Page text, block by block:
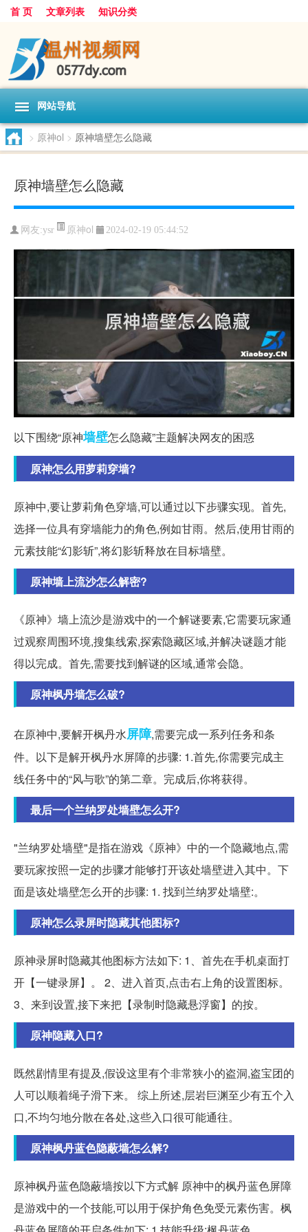
首 页 文章列表 知识分类
网站导航
> 原神ol > 原神墙壁怎么隐藏
原神墙壁怎么隐藏
网友:ysr 原神ol 2024-02-19 05:44:52
以下围绕“原神墙壁怎么隐藏”主题解决网友的困惑
原神怎么用萝莉穿墙?
原神中,要让萝莉角色穿墙,可以通过以下步骤实现。首先,
选择一位具有穿墙能力的角色,例如甘雨。然后,使用甘雨的
元素技能“幻影斩”,将幻影斩释放在目标墙壁。
原神墙上流沙怎么解密?
《原神》墙上流沙是游戏中的一个解谜要素,它需要玩家通
过观察周围环境,搜集线索,探索隐藏区域,并解决谜题才能
得以完成。首先,需要找到解谜的区域,通常会隐。
原神枫丹墙怎么破?
在原神中,要解开枫丹水屏障,需要完成一系列任务和条
件。以下是解开枫丹水屏障的步骤: 1.首先,你需要完成主
线任务中的“风与歌”的第二章。完成后,你将获得。
最后一个兰纳罗处墙壁怎么开?
"兰纳罗处墙壁"是指在游戏《原神》中的一个隐藏地点,需
要玩家按照一定的步骤才能够打开该处墙壁进入其中。下
面是该处墙壁怎么开的步骤: 1. 找到兰纳罗处墙壁:。
原神怎么录屏时隐藏其他图标?
原神录屏时隐藏其他图标方法如下: 1、首先在手机桌面打
开【一键录屏】。 2、进入首页,点击右上角的设置图标。
3、来到设置,接下来把【录制时隐藏悬浮窗】的按。
原神隐藏入口?
既然剧情里有提及,假设这里有个非常狭小的盗洞,盗宝团的
人可以顺着绳子滑下来。 综上所述,层岩巨渊至少有五个入
口,不均匀地分散在各处,这些入口很可能通往。
原神枫丹蓝色隐蔽墙怎么解?
原神枫丹蓝色隐蔽墙按以下方式解 原神中的枫丹蓝色屏障
是游戏中的一个技能,可以用于保护角色免受元素伤害。枫